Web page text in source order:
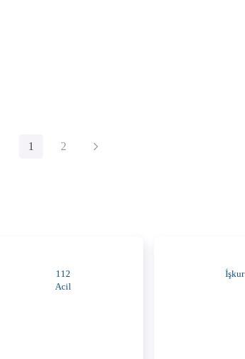
1 2
112
Acil
İşkur